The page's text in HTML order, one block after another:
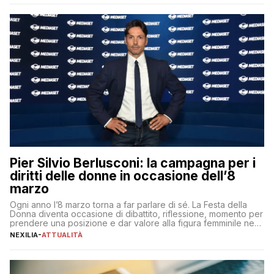
Pier Silvio Berlusconi: la campagna per i
diritti delle donne in occasione dell’8
marzo
Ogni anno l’8 marzo torna a far parlare di sé. La Festa della
Donna diventa occasione di dibattito, riflessione, momento per
prendere una posizione e dar valore alla figura femminile nella
sua complessità e crucialità. A lanciare un messaggio “forte e
NEXILIA-ATTUALITÀ